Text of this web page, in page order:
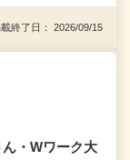
終了日： 2026/09/15
・Wワーク大